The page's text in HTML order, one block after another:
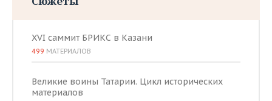
XVI саммит БРИКС в Казани
499 МАТЕРИАЛОВ
Великие воины Татарии. Цикл исторических
материалов